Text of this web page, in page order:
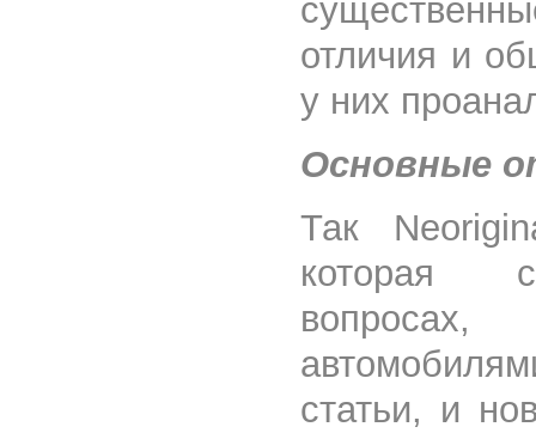
отличия и
у них
Основные
Так
которая
статьи, и